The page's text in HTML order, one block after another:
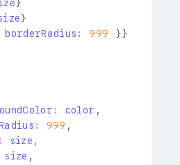
}
}
borderRadius : 999 }}
: color ,
: 999 ,
: size ,
size ,